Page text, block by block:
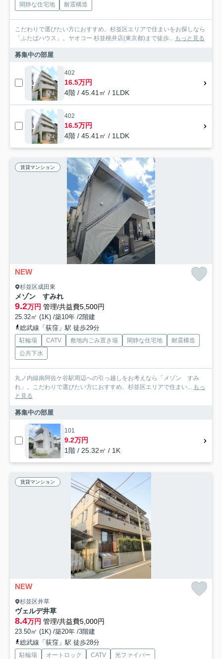
閑静な住宅地
耐震構造
こだわりで選びたい方におすすめ。杉並区エリアで住まいをお探しなら
「ふたばハウス」。ヤオコー 杉並桃井店(東京都)まで徒歩... もっと見る
募集中の部屋
402
16.5万円
4階 / 45.41㎡ / 1LDK
402
16.5万円
4階 / 45.41㎡ / 1LDK
賃貸マンション
NEW
杉並区成田東
メゾン すみれ
9.2万円 管理/共益費5,500円
25.32㎡ (1K) /築10年 /2階建
総武線「荻窪」駅 徒歩29分
駐輪場 CATV 敷地内ごみ置き場 閑静な住宅地
耐震構造
公共下水
丸ノ内線南阿佐ケ谷駅周辺への引っ越しをお考えなら「メゾン すみ
れ」。こだわりで選びたい方におすすめ。杉並区エリアで住まい... もっ
と見る
募集中の部屋
101
9.2万円
1階 / 25.32㎡ / 1K
賃貸マンション
NEW
杉並区井草
ヴェルデ井草
8.4万円 管理/共益費5,000円
23.50㎡ (1K) /築20年 /3階建
総武線「荻窪」駅 徒歩28分
駐輪場 オートロック CATV
光ファイバー